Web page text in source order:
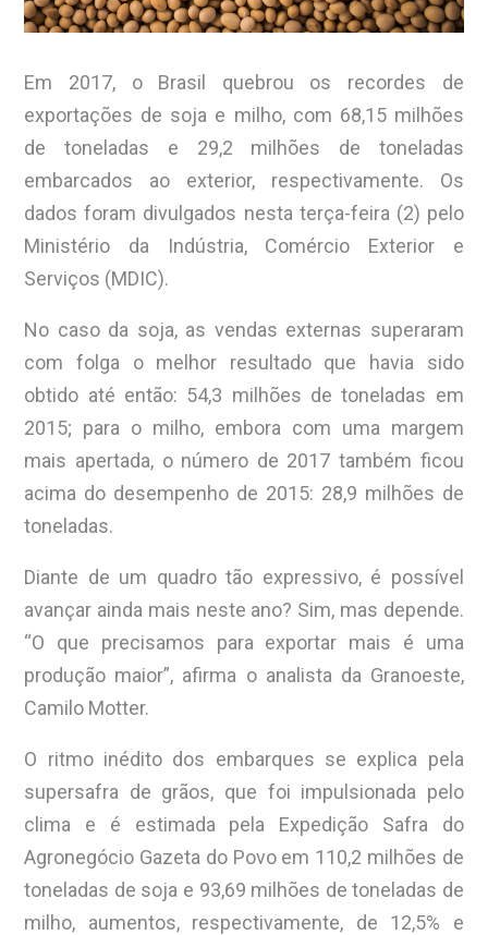
Em 2017, o Brasil quebrou os recordes de
exportações de soja e milho, com 68,15 milhões
de toneladas e 29,2 milhões de toneladas
embarcados ao exterior, respectivamente. Os
dados foram divulgados nesta terça-feira (2) pelo
Ministério da Indústria, Comércio Exterior e
Serviços (MDIC).
No caso da soja, as vendas externas superaram
com folga o melhor resultado que havia sido
obtido até então: 54,3 milhões de toneladas em
2015; para o milho, embora com uma margem
mais apertada, o número de 2017 também ficou
acima do desempenho de 2015: 28,9 milhões de
toneladas.
Diante de um quadro tão expressivo, é possível
avançar ainda mais neste ano? Sim, mas depende.
“O que precisamos para exportar mais é uma
produção maior”, afirma o analista da Granoeste,
Camilo Motter.
O ritmo inédito dos embarques se explica pela
supersafra de grãos, que foi impulsionada pelo
clima e é estimada pela Expedição Safra do
Agronegócio Gazeta do Povo em 110,2 milhões de
toneladas de soja e 93,69 milhões de toneladas de
milho, aumentos, respectivamente, de 12,5% e